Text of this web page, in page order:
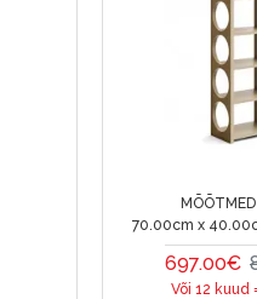
70.00cm x
697.00€
Või 12 kuud